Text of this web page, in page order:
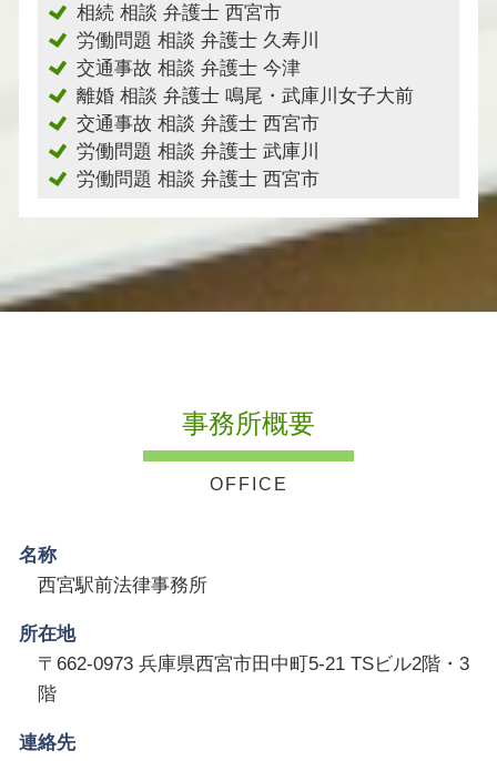
相続 相談 弁護士 西宮市
労働問題 相談 弁護士 久寿川
交通事故 相談 弁護士 今津
離婚 相談 弁護士 鳴尾・武庫川女子大前
交通事故 相談 弁護士 西宮市
労働問題 相談 弁護士 武庫川
労働問題 相談 弁護士 西宮市
事務所概要
名称
西宮駅前法律事務所
所在地
〒662-0973 兵庫県西宮市田中町5-21 TSビル2階・3
階
連絡先